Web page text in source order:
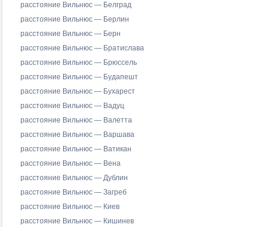
расстояние Вильнюс — Белград
расстояние Вильнюс — Берлин
расстояние Вильнюс — Берн
расстояние Вильнюс — Братислава
расстояние Вильнюс — Брюссель
расстояние Вильнюс — Будапешт
расстояние Вильнюс — Бухарест
расстояние Вильнюс — Вадуц
расстояние Вильнюс — Валетта
расстояние Вильнюс — Варшава
расстояние Вильнюс — Ватикан
расстояние Вильнюс — Вена
расстояние Вильнюс — Дублин
расстояние Вильнюс — Загреб
расстояние Вильнюс — Киев
расстояние Вильнюс — Кишинев